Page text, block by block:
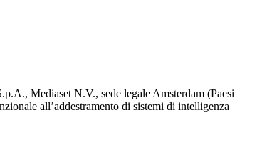
Mediaset N.V., sede legale Amsterdam (Paesi
all’addestramento di sistemi di intelligenza